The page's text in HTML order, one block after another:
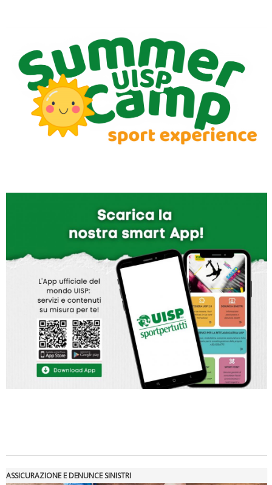
Luglio 2026: "Pensando con i piedi, si possono fare le
rivoluzioni"
Tiziano Pesce a Radio InBlu2000 traccia il bilancio della stagione
ASSICURAZIONE E DENUNCE SINISTRI